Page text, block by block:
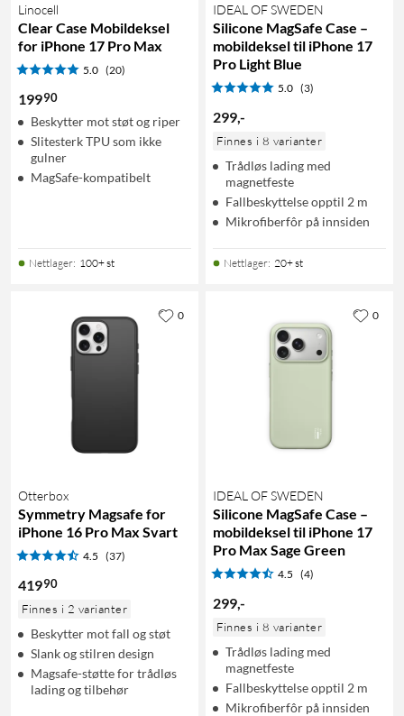
Linocell
Clear Case Mobildeksel
for iPhone 17 Pro Max
5.0 (20)
19990
Beskytter mot støt og riper
Slitesterk TPU som ikke
gulner
MagSafe-kompatibelt
Nettlager: 100+ st
IDEAL OF SWEDEN
Silicone MagSafe Case –
mobildeksel til iPhone 17
Pro Light Blue
5.0 (3)
299,-
Finnes i 8 varianter
Trådløs lading med
magnetfeste
Fallbeskyttelse opptil 2 m
Mikrofiberfôr på innsiden
Nettlager: 20+ st
Otterbox
Symmetry Magsafe for
iPhone 16 Pro Max Svart
4.5 (37)
41990
Finnes i 2 varianter
Beskytter mot fall og støt
Slank og stilren design
Magsafe-støtte for trådløs
lading og tilbehør
0
IDEAL OF SWEDEN
Silicone MagSafe Case –
mobildeksel til iPhone 17
Pro Max Sage Green
4.5 (4)
299,-
Finnes i 8 varianter
Trådløs lading med
magnetfeste
Fallbeskyttelse opptil 2 m
Mikrofiberfôr på innsiden
0